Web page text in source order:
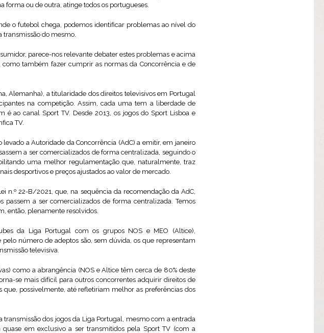
ou de outra, atinge todos os portugueses.
o futebol chega, podemos identificar problemas ao nível do
transmissão do mesmo.
parece-nos relevante debater estes problemas e acima
também fazer cumprir as normas da Concorrência e de
Alemanha), a titularidade dos direitos televisivos em Portugal
na competição. Assim, cada uma tem a liberdade de
ao canal Sport TV. Desde 2013, os jogos do Sport Lisboa e
TV.
a Autoridade da Concorrência (AdC) a emitir, em janeiro
a ser comercializados de forma centralizada, seguindo o
uma melhor regulamentação que, naturalmente, traz
desportivos e preços ajustados ao valor de mercado.
n.º 22-B/2021, que, na sequência da recomendação da AdC,
a ser comercializados de forma centralizada. Temos
então, plenamente resolvidos.
da Liga Portugal com os grupos NOS e MEO (Altice),
número de adeptos são, sem dúvida, os que representam
televisiva.
como a abrangência (NOS e Altice têm cerca de 80% deste
se mais difícil para outros concorrentes adquirir direitos de
possivelmente, até refletiriam melhor as preferências dos
dos jogos da Liga Portugal, mesmo com a entrada
em exclusivo a ser transmitidos pela Sport TV (com a